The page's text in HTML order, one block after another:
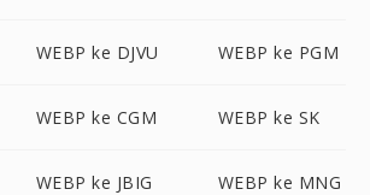
WEBP ke DJVU WEBP ke PGM
WEBP ke CGM WEBP ke SK
WEBP ke JBIG WEBP ke MNG